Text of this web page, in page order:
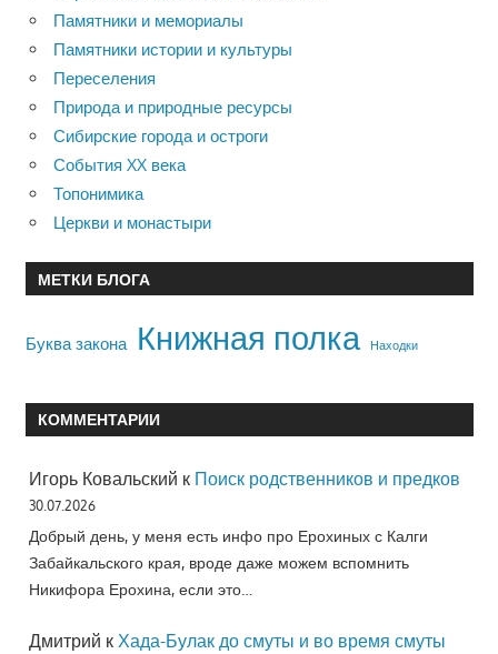
Памятники и мемориалы
Памятники истории и культуры
Переселения
Природа и природные ресурсы
Сибирские города и остроги
События XX века
Топонимика
Церкви и монастыри
МЕТКИ БЛОГА
Буква закона Книжная полка Находки
КОММЕНТАРИИ
Игорь Ковальский к Поиск родственников и предков
30.07.2026
Добрый день, у меня есть инфо про Ерохиных с Калги
Забайкальского края, вроде даже можем вспомнить
Никифора Ерохина, если это…
Дмитрий к Хада-Булак до смуты и во время смуты